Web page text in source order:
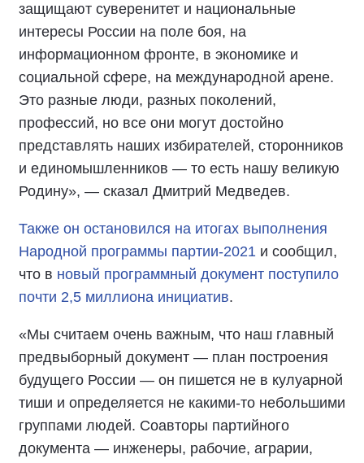
защищают суверенитет и национальные
интересы России на поле боя, на
информационном фронте, в экономике и
социальной сфере, на международной арене.
Это разные люди, разных поколений,
профессий, но все они могут достойно
представлять наших избирателей, сторонников
и единомышленников — то есть нашу великую
Родину», — сказал Дмитрий Медведев.
Также он остановился на итогах выполнения
Народной программы партии-2021 и сообщил,
что в новый программный документ поступило
почти 2,5 миллиона инициатив.
«Мы считаем очень важным, что наш главный
предвыборный документ — план построения
будущего России — он пишется не в кулуарной
тиши и определяется не какими-то небольшими
группами людей. Соавторы партийного
документа — инженеры, рабочие, аграрии,